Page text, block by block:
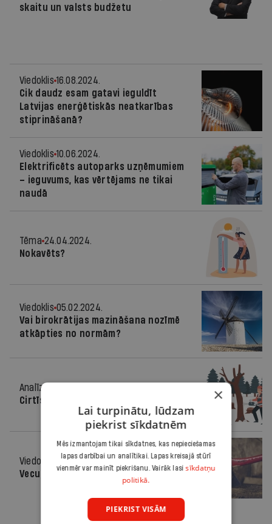
skaitu un valsts budžetu
Viedoklis 16.08.2024.
Cik daudz esam gatavi ieguldīt
Latvijas enerģētiskās neatkarības
stiprināšanā?
Viedoklis 10.06.2024.
Elektrificēts autoparks uzņēmumiem
– ieguvums, kas vērtējams ne tikai
naudā
Tēma 24.04.2024.
Nokavēts?
Viedoklis 05.02.2024.
Vai birokrātijas mazināšana nozīmē
atkāpties no normām?
Analīze
Cirtīs vai saudzēs?
Viedoklis
01.11.2023.
Vecu mežu iznīcināšana ir neprāts
×
Lai turpinātu, lūdzam
piekrist sīkdatnēm
Mēs izmantojam tikai sīkdatnes, kas nepieciešamas
lapas darbībai un analītikai. Lapas kreisajā stūrī
vienmēr var mainīt piekrišanu. Vairāk lasisīkdatņu
politikā.
PIEKRIST VISĀM